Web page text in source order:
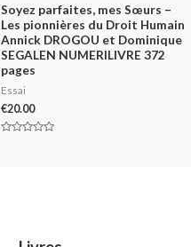
Soyez parfaites, mes Sœurs –
Les pionnières du Droit Humain
Annick DROGOU et Dominique
SEGALEN NUMERILIVRE 372
pages
Essai
€20.00